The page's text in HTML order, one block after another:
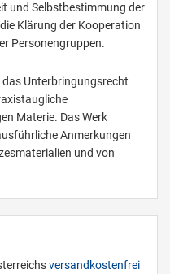
und Selbstbestimmung der
Klärung der Kooperation
Personengruppen.
Unterbringungsrecht
Materie. Das Werk
Anmerkungen
und von
versandkostenfrei